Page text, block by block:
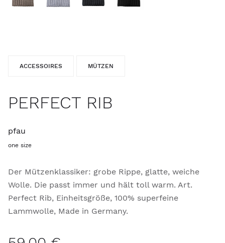
ACCESSOIRES MÜTZEN
PERFECT RIB
pfau
one size
Der Mützenklassiker: grobe Rippe, glatte, weiche
Wolle. Die passt immer und hält toll warm. Art.
Perfect Rib, Einheitsgröße, 100% superfeine
Lammwolle, Made in Germany.